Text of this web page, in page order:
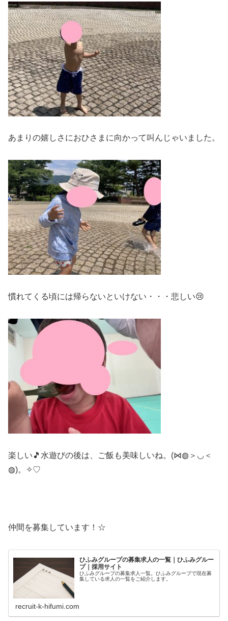
あまりの嬉しさにおひさまに向かって叫んじゃいました。
慣れてくる頃には帰らないといけない・・・悲しい😢
楽しい🎵水遊びの後は、ご飯も美味しいね。(⋈◍＞◡＜
◍)。✧♡
仲間を募集しています！☆
ひふみグループの募集求人の一覧｜ひふみグルー
プ｜採用サイト
ひふみグループの募集求人一覧。ひふみグループで現在募
集している求人の一覧をご紹介します。
recruit-k-hifumi.com